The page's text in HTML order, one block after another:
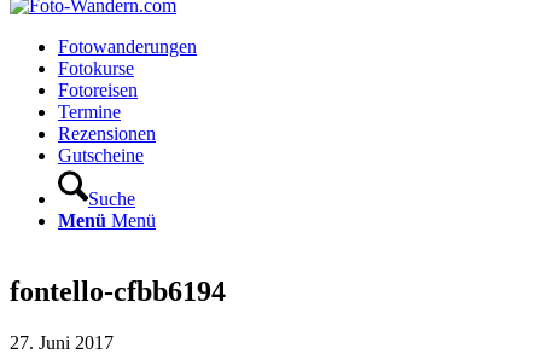
Fotowanderungen
Fotokurse
Fotoreisen
Termine
Rezensionen
Gutscheine
Suche
Menü Menü
fontello-cfbb6194
27. Juni 2017